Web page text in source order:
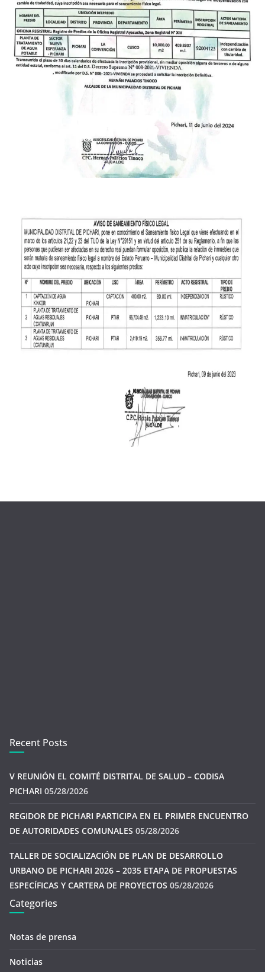
Recent Posts
V REUNIÓN EL COMITÉ DISTRITAL DE SALUD – CODISA
PICHARI 05/28/2026
REGIDOR DE PICHARI PARTICIPA EN EL PRIMER ENCUENTRO
DE AUTORIDADES COMUNALES 05/28/2026
TALLER DE SOCIALIZACIÓN DE PLAN DE DESARROLLO
URBANO DE PICHARI 2026 – 2035 ETAPA DE PROPUESTAS
ESPECÍFICAS Y CARTERA DE PROYECTOS 05/28/2026
Categories
Notas de prensa
Noticias